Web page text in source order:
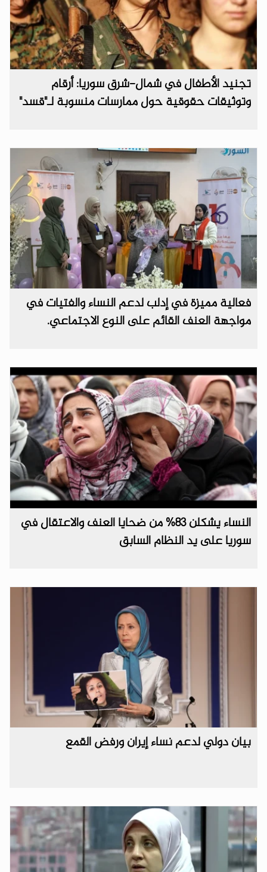
تجنيد الأطفال في شمال-شرق سوريا: أرقام
وتوثيقات حقوقية حول ممارسات منسوبة لـ"قسد"
فعالية مميزة في إدلب لدعم النساء والفتيات في
مواجهة العنف القائم على النوع الاجتماعي.
النساء يشكلن 83% من ضحايا العنف والاعتقال في
سوريا على يد النظام السابق
بيان دولي لدعم نساء إيران ورفض القمع